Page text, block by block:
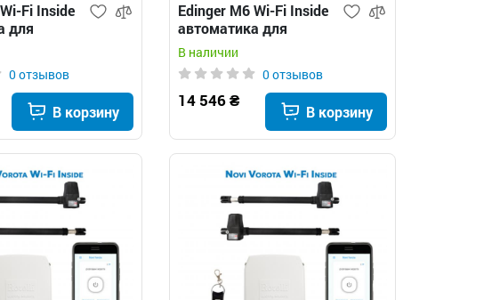
Fi Inside
для
0 отзывов
В корзину
Edinger M6 Wi-Fi Inside
автоматика для
распашных ворот
В наличии
0 отзывов
14 546 ₴
В корзину